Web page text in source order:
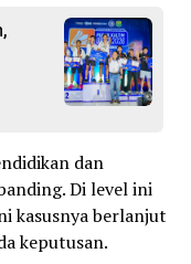
dan
Di level ini
kasusnya berlanjut
keputusan.